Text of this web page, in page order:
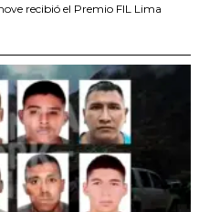
recibió el Premio FIL Lima